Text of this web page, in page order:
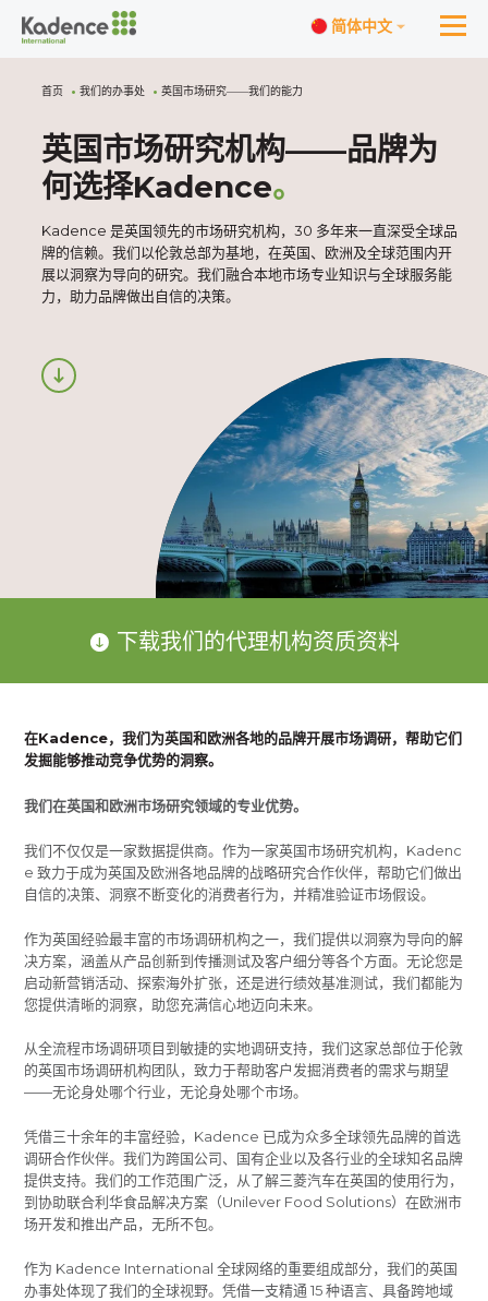
简体中文
首页 我们的办事处 英国市场研究——我们的能力
英国市场研究机构——品牌为
何选择Kadence。
Kadence 是英国领先的市场研究机构，30 多年来一直深受全球品
牌的信赖。我们以伦敦总部为基地，在英国、欧洲及全球范围内开
展以洞察为导向的研究。我们融合本地市场专业知识与全球服务能
力，助力品牌做出自信的决策。
下载我们的代理机构资质资料
在Kadence，我们为英国和欧洲各地的品牌开展市场调研，帮助它们
发掘能够推动竞争优势的洞察。
我们在英国和欧洲市场研究领域的专业优势。
我们不仅仅是一家数据提供商。作为一家英国市场研究机构，Kadenc
e 致力于成为英国及欧洲各地品牌的战略研究合作伙伴，帮助它们做出
自信的决策、洞察不断变化的消费者行为，并精准验证市场假设。
作为英国经验最丰富的市场调研机构之一，我们提供以洞察为导向的解
决方案，涵盖从产品创新到传播测试及客户细分等各个方面。无论您是
启动新营销活动、探索海外扩张，还是进行绩效基准测试，我们都能为
您提供清晰的洞察，助您充满信心地迈向未来。
从全流程市场调研项目到敏捷的实地调研支持，我们这家总部位于伦敦
的英国市场调研机构团队，致力于帮助客户发掘消费者的需求与期望
——无论身处哪个行业，无论身处哪个市场。
凭借三十余年的丰富经验，Kadence 已成为众多全球领先品牌的首选
调研合作伙伴。我们为跨国公司、国有企业以及各行业的全球知名品牌
提供支持。我们的工作范围广泛，从了解三菱汽车在英国的使用行为，
到协助联合利华食品解决方案（Unilever Food Solutions）在欧洲市
场开发和推出产品，无所不包。
作为 Kadence International 全球网络的重要组成部分，我们的英国
办事处体现了我们的全球视野。凭借一支精通 15 种语言、具备跨地域